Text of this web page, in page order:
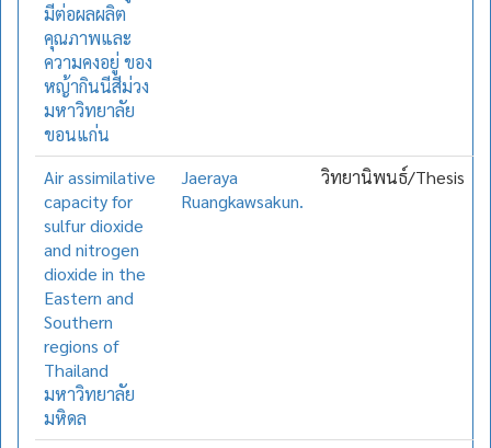
มีต่อผลผลิต
คุณภาพและ
ความคงอยู่ ของ
หญ้ากินนีสีม่วง
มหาวิทยาลัย
ขอนแก่น
Air assimilative
capacity for
sulfur dioxide
and nitrogen
dioxide in the
Eastern and
Southern
regions of
Thailand
มหาวิทยาลัย
มหิดล
Jaeraya
Ruangkawsakun.
วิทยานิพนธ์/Thesis